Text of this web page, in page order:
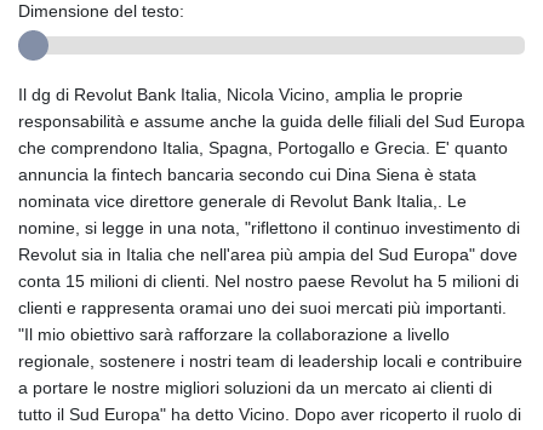
Dimensione del testo:
Il dg di Revolut Bank Italia, Nicola Vicino, amplia le proprie
responsabilità e assume anche la guida delle filiali del Sud Europa
che comprendono Italia, Spagna, Portogallo e Grecia. E' quanto
annuncia la fintech bancaria secondo cui Dina Siena è stata
nominata vice direttore generale di Revolut Bank Italia,. Le
nomine, si legge in una nota, "riflettono il continuo investimento di
Revolut sia in Italia che nell'area più ampia del Sud Europa" dove
conta 15 milioni di clienti. Nel nostro paese Revolut ha 5 milioni di
clienti e rappresenta oramai uno dei suoi mercati più importanti.
"Il mio obiettivo sarà rafforzare la collaborazione a livello
regionale, sostenere i nostri team di leadership locali e contribuire
a portare le nostre migliori soluzioni da un mercato ai clienti di
tutto il Sud Europa" ha detto Vicino. Dopo aver ricoperto il ruolo di